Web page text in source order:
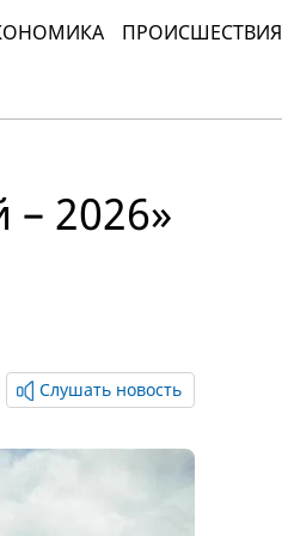
ПРОИСШЕСТВИЯ
2026»
Слушать новость